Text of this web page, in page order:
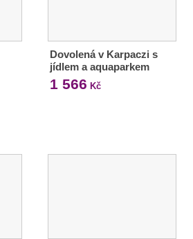
Dovolená v Karpaczi s
jídlem a aquaparkem
1 566 Kč